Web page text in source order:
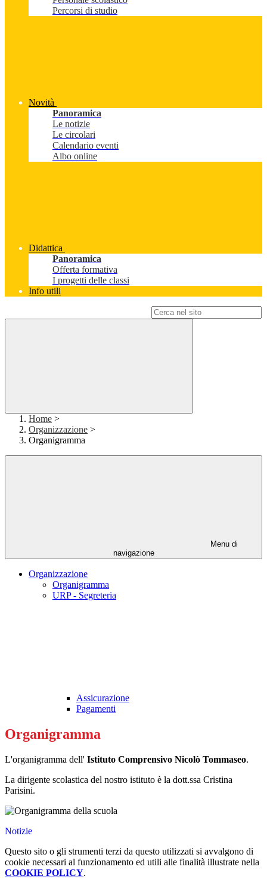
Percorsi di studio
Novità
Panoramica
Le notizie
Le circolari
Calendario eventi
Albo online
Didattica
Panoramica
Offerta formativa
I progetti delle classi
Info utili
Home >
Organizzazione >
Organigramma
Menu di
navigazione
Organizzazione
Organigramma
URP - Segreteria
Assicurazione
Pagamenti
Organigramma
L'organigramma dell' Istituto Comprensivo Nicolò Tommaseo.
La dirigente scolastica del nostro istituto è la dott.ssa Cristina
Parisini.
Notizie
Questo sito o gli strumenti terzi da questo utilizzati si avvalgono di
cookie necessari al funzionamento ed utili alle finalità illustrate nella
COOKIE POLICY.